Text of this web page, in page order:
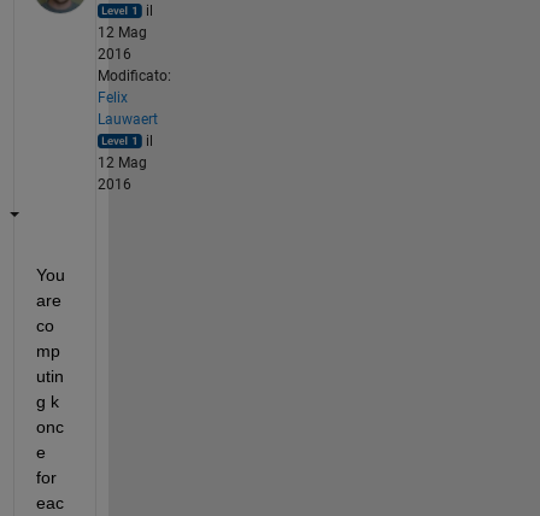
il
12 Mag
2016
Modificato:
Felix
Lauwaert
il
12 Mag
2016
You
are
co
mp
utin
g k
onc
e
for
eac